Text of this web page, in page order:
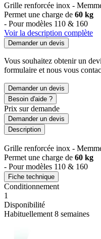
Grille renforcée inox -
Permet une charge de 60 kg
- Pour modèles 110 & 160
Voir la description complète
Demander un devis
Vous souhaitez obtenir un
formulaire et nous vous
Demander un devis
Besoin d'aide ?
Prix sur demande
Demander un devis
Description
Grille renforcée inox -
Permet une charge de 60 kg
- Pour modèles 110 & 160
Fiche technique
Conditionnement
1
Disponibilité
Habituellement 8 semaines